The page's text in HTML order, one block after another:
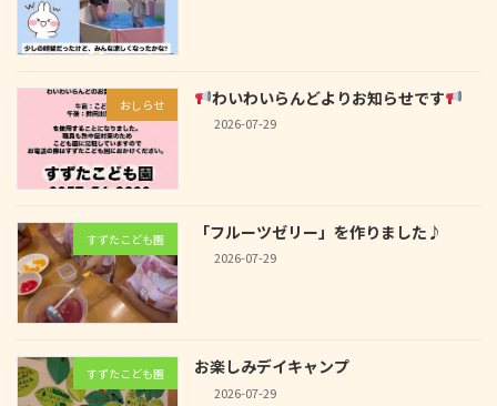
おしらせ わいわいらんどよりお知らせです
2026-07-29
すずたこども園 「フルーツゼリー」を作りました♪
2026-07-29
すずたこども園 お楽しみデイキャンプ
2026-07-29